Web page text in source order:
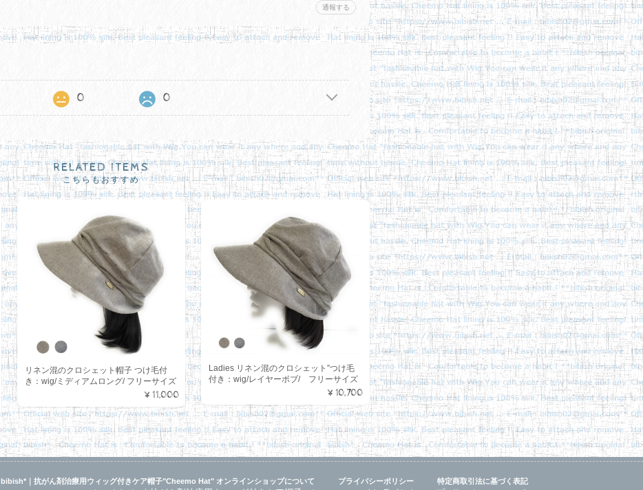
通報する
0 0
RELATED ITEMS
こちらもおすすめ
リネン混のクロシェット帽子 つけ毛付
き：wig/ミディアムロング/ フリーサイズ
¥11,000
Ladies リネン混のクロシェット”つけ毛
付き：wig/レイヤーボブ/ フリーサイズ
¥10,700
bibish*｜抗がん剤治療用ウィッグ付きケア帽子"Cheemo Hat" オンラインショップについて プライバシーポリシー 特定商取引法に基づく表記